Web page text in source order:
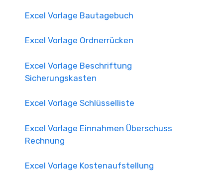
Excel Vorlage Bautagebuch
Excel Vorlage Ordnerrücken
Excel Vorlage Beschriftung
Sicherungskasten
Excel Vorlage Schlüsselliste
Excel Vorlage Einnahmen Überschuss
Rechnung
Excel Vorlage Kostenaufstellung